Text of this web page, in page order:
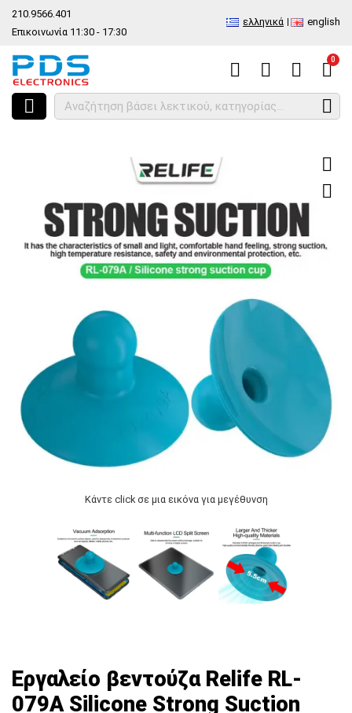
210.9566.401
Επικοινωνία 11:30 - 17:30
ελληνικά english
0
HOME Εργαλείο βεντούζα Relife RL-079A Silicone Strong Suction
Κάντε click σε μια εικόνα για μεγέθυνση
Εργαλείο βεντούζα Relife RL-
079A Silicone Strong Suction